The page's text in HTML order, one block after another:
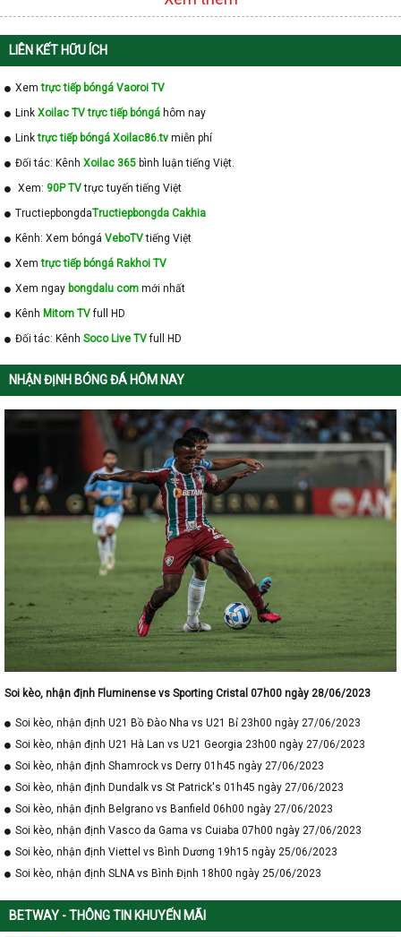
LIÊN KẾT HỮU ÍCH
Xemtrực tiếp bóngá Vaoroi TV
Link Xoilac TV trực tiếp bóngá hôm nay
Linktrực tiếp bóngá Xoilac86.tv miễn phí
Đối tác: Kênh Xoilac 365 bình luận tiếng Việt.
Xem: 90P TVtrực tuyến tiếng Việt
TructiepbongdaTructiepbongda Cakhia
Kênh: Xem bóngá VeboTVtiếng Việt
Xemtrực tiếp bóngá Rakhoi TV
Xem ngay bongdalu com mới nhất
Kênh Mitom TVfull HD
Đối tác: Kênh Soco Live TVfull HD
NHẬN ĐỊNH BÓNG ĐÁ HÔM NAY
Soi kèo, nhận định Fluminense vs Sporting Cristal 07h00 ngày 28/06/2023
Soi kèo, nhận định U21 Bồ Đào Nha vs U21 Bỉ 23h00 ngày 27/06/2023
Soi kèo, nhận định U21 Hà Lan vs U21 Georgia 23h00 ngày 27/06/2023
Soi kèo, nhận định Shamrock vs Derry 01h45 ngày 27/06/2023
Soi kèo, nhận định Dundalk vs St Patrick's 01h45 ngày 27/06/2023
Soi kèo, nhận định Belgrano vs Banfield 06h00 ngày 27/06/2023
Soi kèo, nhận định Vasco da Gama vs Cuiaba 07h00 ngày 27/06/2023
Soi kèo, nhận định Viettel vs Bình Dương 19h15 ngày 25/06/2023
Soi kèo, nhận định SLNA vs Bình Định 18h00 ngày 25/06/2023
BETWAY - THÔNG TIN KHUYẾN MÃI